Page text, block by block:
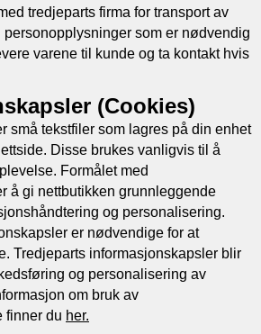
tredjeparts firma for transport av
personopplysninger som er nødvendig
varene til kunde og ta kontakt hvis
(Cookies)
små tekstfiler som lagres på din enhet
Disse brukes vanligvis til å
Formålet med
å gi nettbutikken grunnleggende
og personalisering.
er nødvendige for at
Tredjeparts informasjonskapsler blir
og personalisering av
om bruk av
finner du her.